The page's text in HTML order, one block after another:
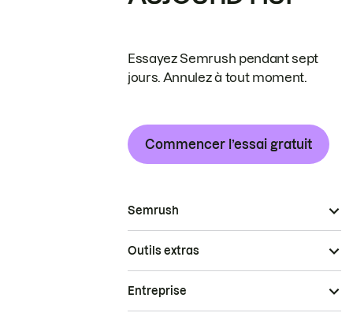
Essayez Semrush pendant sept
jours. Annulez à tout moment.
Commencer l’essai gratuit
Semrush
Outils extras
Entreprise